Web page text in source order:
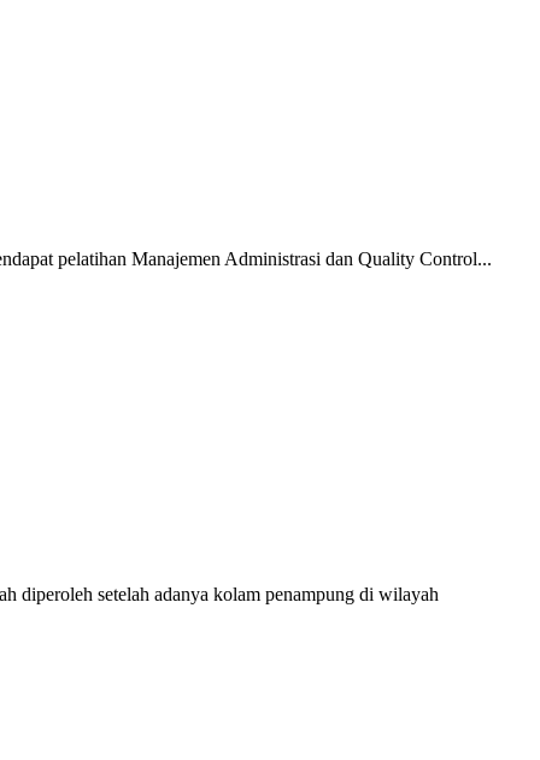
pelatihan Manajemen Administrasi dan Quality Control...
diperoleh setelah adanya kolam penampung di wilayah